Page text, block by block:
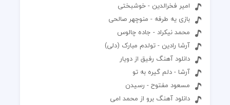
امیر فخرالدین - خوشبختی
بازی یه طرفه - منوچهر صالحی
محمد نیکراد - جاده چالوس
آرشا رادین - تولدم مبارک (دلى)
دانلود آهنگ رفیق از دویار
آرشا - دلم گیره به تو
مسعود مفتوح - رسیدن
دانلود آهنگ برو از محمد امی